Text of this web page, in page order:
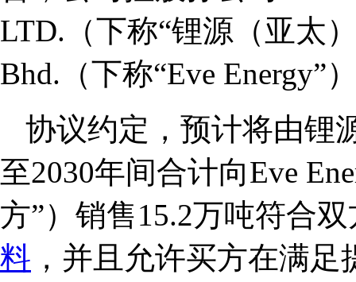
LTD.（下称“锂源（亚太
Bhd.（下称“Eve Energy”
协议约定，预计将由锂
至2030年间合计向Eve
方”）销售15.2万吨符合
料 ，并且允许买方在满